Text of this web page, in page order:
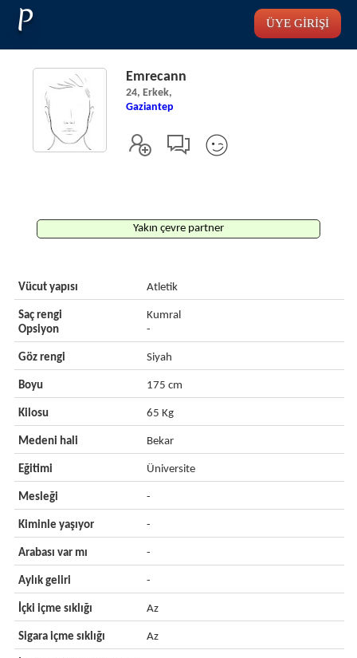
P ÜYE GİRİŞİ
Emrecann
24, Erkek,
Gaziantep
Yakın çevre partner
Vücut yapısı Atletik
Saç rengi
Opsiyon
Kumral
-
Göz rengi Siyah
Boyu 175 cm
Kilosu 65 Kg
Medeni hali Bekar
Eğitimi Üniversite
Mesleği -
Kiminle yaşıyor -
Arabası var mı -
Aylık geliri -
İçki içme sıklığı Az
Sigara içme sıklığı Az